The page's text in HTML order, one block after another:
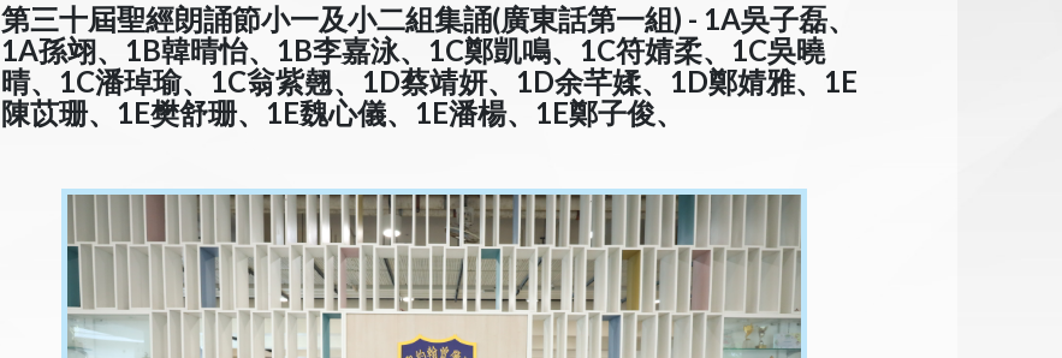
第三十屆聖經朗誦節小一及小二組集誦(廣東話第一組) - 1A吳子磊、
1A孫翊、1B韓晴怡、1B李嘉泳、1C鄭凱鳴、1C符婧柔、1C吳曉
晴、1C潘琸瑜、1C翁紫翹、1D蔡靖妍、1D余芊媃、1D鄭婧雅、1E
陳苡珊、1E樊舒珊、1E魏心儀、1E潘楊、1E鄭子俊、